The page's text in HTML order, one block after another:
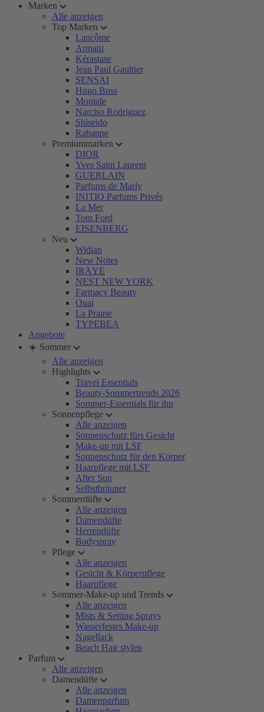
Marken
Alle anzeigen
Top Marken
Lancôme
Armani
Kérastase
Jean Paul Gaultier
SENSAI
Hugo Boss
Montale
Narciso Rodriguez
Shiseido
Rabanne
Premiummarken
DIOR
Yves Saint Laurent
GUERLAIN
Parfums de Marly
INITIO Parfums Privés
La Mer
Tom Ford
EISENBERG
Neu
Widian
New Notes
IRÄYE
NEST NEW YORK
Farmacy Beauty
Ouai
La Prairie
TYPEBEA
Angebote
☀️ Sommer
Alle anzeigen
Highlights
Travel Essentials
Beauty-Sommertrends 2026
Sommer-Essentials für ihn
Sonnenpflege
Alle anzeigen
Sonnenschutz fürs Gesicht
Make-up mit LSF
Sonnenschutz für den Körper
Haarpflege mit LSF
After Sun
Selbstbräuner
Sommerdüfte
Alle anzeigen
Damendüfte
Herrendüfte
Bodyspray
Pflege
Alle anzeigen
Gesicht & Körperpflege
Haarpflege
Sommer-Make-up und Trends
Alle anzeigen
Mists & Setting Sprays
Wasserfestes Make-up
Nagellack
Beach Hair stylen
Parfum
Alle anzeigen
Damendüfte
Alle anzeigen
Damenparfum